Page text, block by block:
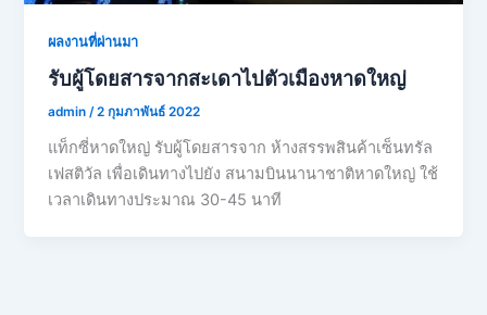
ผลงานที่ผ่านมา
รับผู้โดยสารจากสะเดาไปตัวเมืองหาดใหญ่
admin/2 กุมภาพันธ์ 2022
แท็กซี่หาดใหญ่ รับผู้โดยสารจาก ห้างสรรพสินค้าเซ็นทรัล
เฟสติวัล เพื่อเดินทางไปยัง สนามบินนานาชาติหาดใหญ่ ใช้
เวลาเดินทางประมาณ 30-45 นาที